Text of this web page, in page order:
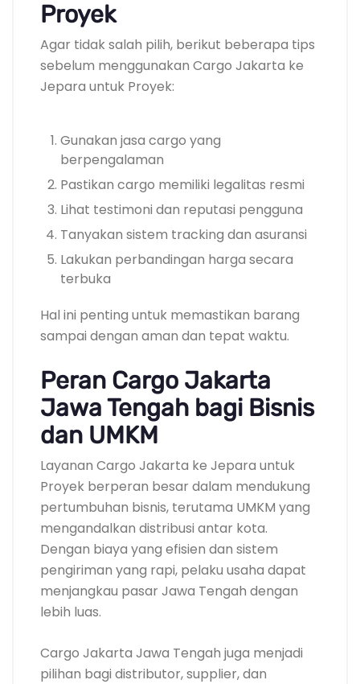
Proyek
Agar tidak salah pilih, berikut beberapa tips
sebelum menggunakan Cargo Jakarta ke
Jepara untuk Proyek:
Gunakan jasa cargo yang
berpengalaman
Pastikan cargo memiliki legalitas resmi
Lihat testimoni dan reputasi pengguna
Tanyakan sistem tracking dan asuransi
Lakukan perbandingan harga secara
terbuka
Hal ini penting untuk memastikan barang
sampai dengan aman dan tepat waktu.
Peran Cargo Jakarta
Jawa Tengah bagi Bisnis
dan UMKM
Layanan Cargo Jakarta ke Jepara untuk
Proyek berperan besar dalam mendukung
pertumbuhan bisnis, terutama UMKM yang
mengandalkan distribusi antar kota.
Dengan biaya yang efisien dan sistem
pengiriman yang rapi, pelaku usaha dapat
menjangkau pasar Jawa Tengah dengan
lebih luas.
Cargo Jakarta Jawa Tengah juga menjadi
pilihan bagi distributor, supplier, dan